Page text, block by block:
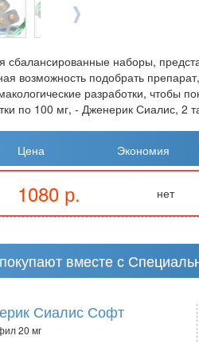
сбалансированные наборы,
возможность подобрать
разработки, чтобы
по 100 мг, - Дженерик Сиалис, 2
Цена Экономия
1080 р. нет
вместе с
Сиалис Софт
20 мг